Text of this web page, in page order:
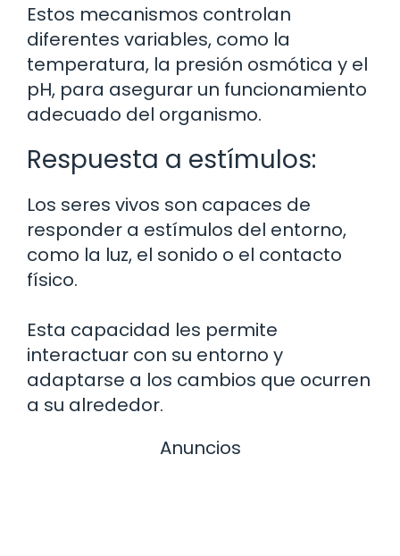
Estos mecanismos controlan
diferentes variables, como la
temperatura, la presión osmótica y el
pH, para asegurar un funcionamiento
adecuado del organismo.
Respuesta a estímulos:
Los seres vivos son capaces de
responder a estímulos del entorno,
como la luz, el sonido o el contacto
físico.
Esta capacidad les permite
interactuar con su entorno y
adaptarse a los cambios que ocurren
a su alrededor.
Anuncios